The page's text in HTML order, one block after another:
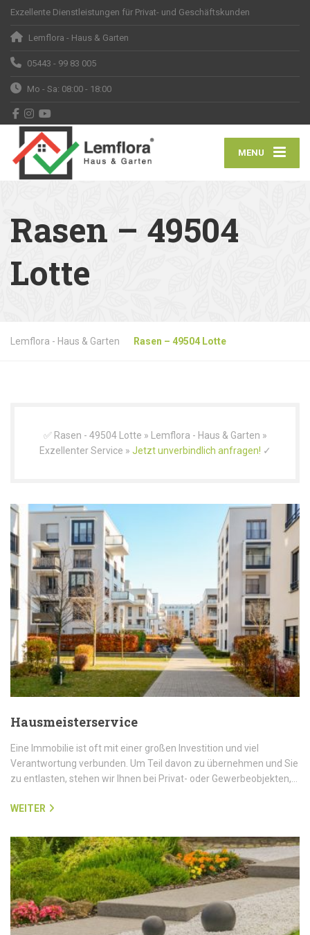
Exzellente Dienstleistungen für Privat- und Geschäftskunden
Lemflora - Haus & Garten
05443 - 99 83 005
Mo - Sa: 08:00 - 18:00
MENU
Rasen – 49504
Lotte
Lemflora - Haus & Garten Rasen – 49504 Lotte
✅ Rasen - 49504 Lotte » Lemflora - Haus & Garten »
Exzellenter Service » Jetzt unverbindlich anfragen! ✓
Hausmeisterservice
Eine Immobilie ist oft mit einer großen Investition und viel
Verantwortung verbunden. Um Teil davon zu übernehmen und Sie
zu entlasten, stehen wir Ihnen bei Privat- oder Gewerbeobjekten,…
WEITER